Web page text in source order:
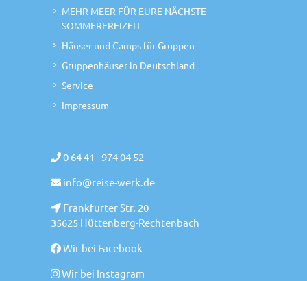
MEHR MEER FÜR EURE NÄCHSTE
SOMMERFREIZEIT
Häuser und Camps für Gruppen
Gruppenhäuser in Deutschland
Service
Impressum
0 64 41 - 974 04 52
info@reise-werk.de
Frankfurter Str. 20
35625 Hüttenberg-Rechtenbach
Wir bei Facebook
Wir bei Instagram